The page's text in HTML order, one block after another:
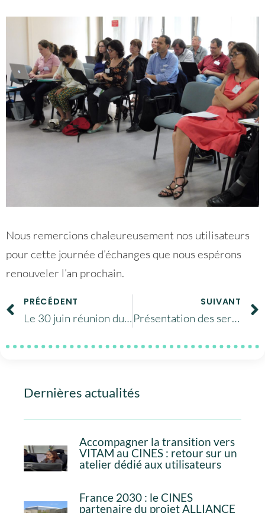
Nous remercions chaleureusement nos utilisateurs
pour cette journée d’échanges que nous espérons
renouveler l’an prochain.
PRÉCÉDENT
Le 30 juin réunion du groupe PIN au CNES Paris
SUIVANT
Présentation des services d’archivage du CINES, 24 juin 2016
Dernières actualités
Accompagner la transition vers
VITAM au CINES : retour sur un
atelier dédié aux utilisateurs
France 2030 : le CINES
partenaire du projet ALLIANCE